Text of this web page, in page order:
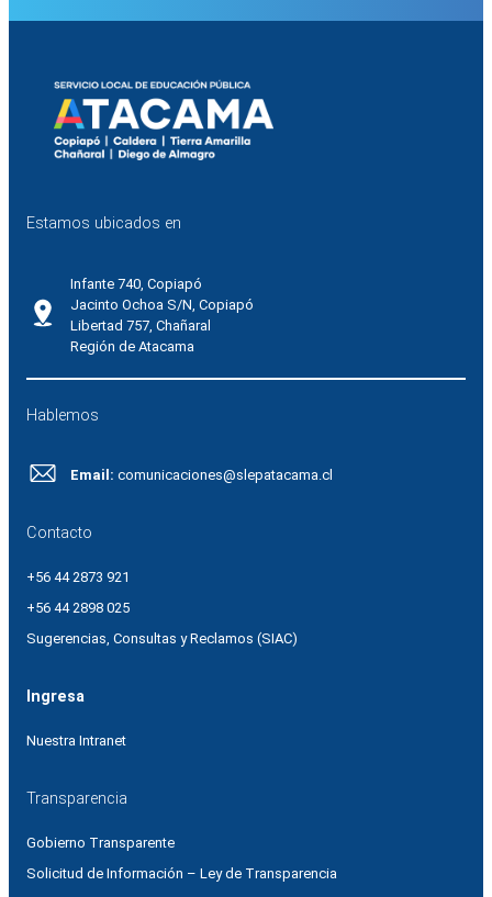
Estamos ubicados en
Infante 740, Copiapó
Jacinto Ochoa S/N, Copiapó
Libertad 757, Chañaral
Región de Atacama
Hablemos
Email: comunicaciones@slepatacama.cl
Contacto
+56 44 2873 921
+56 44 2898 025
Sugerencias, Consultas y Reclamos (SIAC)
Ingresa
Nuestra Intranet
Transparencia
Gobierno Transparente
Solicitud de Información – Ley de Transparencia